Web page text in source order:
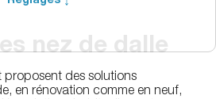
nez de dalle
proposent des solutions
en rénovation comme en neuf,